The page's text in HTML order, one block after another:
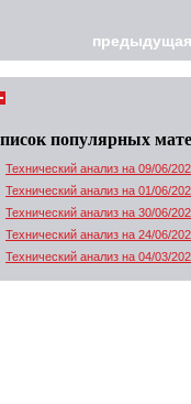
предыдущая
популярных
Технический анализ на 09/06/
Технический анализ на 01/06/
Технический анализ на 30/06/
Технический анализ на 24/06/
Технический анализ на 04/03/